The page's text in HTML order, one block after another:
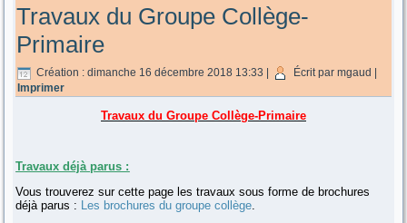
Travaux du Groupe Collège-
Primaire
Création : dimanche 16 décembre 2018 13:33 Écrit par mgaud
Imprimer
Travaux du Groupe Collège-Primaire
Travaux déjà parus :
Vous trouverez sur cette page les travaux sous forme de brochures
déjà parus : Les brochures du groupe collège.